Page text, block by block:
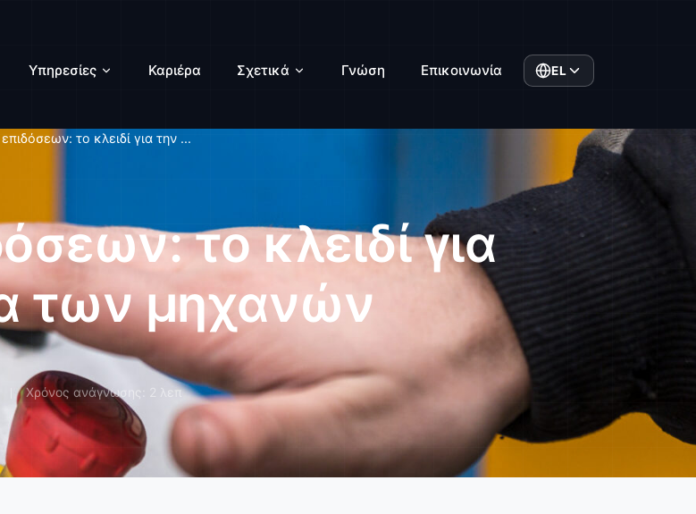
Υπηρεσίες Καριέρα Σχετικά Γνώση Επικοινωνία EL
το κλειδί για την ...
το κλειδί για
των μηχανών
Χρόνος ανάγνωσης: 2 λεπ